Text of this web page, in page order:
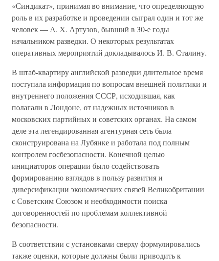
«Синдикат», принимая во внимание, что определяющую
роль в их разработке и проведении сыграл один и тот же
человек — А. X. Артузов, бывший в 30-е годы
начальником разведки. О некоторых результатах
оперативных мероприятий докладывалось И. В. Сталину.
В штаб-квартиру английской разведки длительное время
поступала информация по вопросам внешней политики и
внутреннего положения СССР, исходившая, как
полагали в Лондоне, от надежных источников в
московских партийных и советских органах. На самом
деле эта легендированная агентурная сеть была
сконструирована на Лубянке и работала под полным
контролем госбезопасности. Конечной целью
инициаторов операции было содействовать
формированию взглядов в пользу развития и
диверсификации экономических связей Великобритании
с Советским Союзом и необходимости поиска
договоренностей по проблемам коллективной
безопасности.
В соответствии с установками сверху формулировались
также оценки, которые должны были приводить к